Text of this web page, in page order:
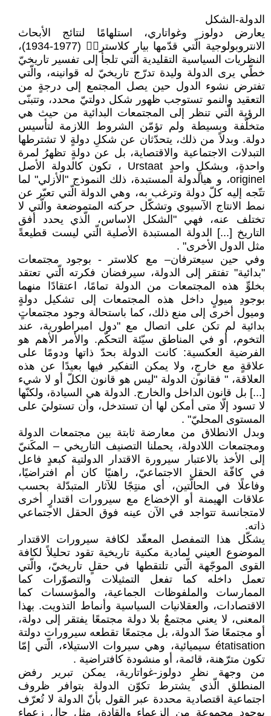
الدولة-الشكل
يعارض دولوز وغواتاري، استلهامًا لنتائج الأبحاث
‏الانتروبولوجية الّتي قدّمها بيار كلاستر‏ ‏‏(1934-1977)،
النظريات السياسية التقليدية ‏الّتي تلجأ إلى تفسير تاريخيّ
خطّي يرى الدولة ‏وليدة تدرّج تاريخيّ له قوانينه، والّتي
تفترض نشوء ‏الدول حين يصل المجتمع إلى درجةٍ من
التعقيد ‏والنمو تستوجب ظهور شكل دولتيّ محدد، وتتبنّى
‏الرؤية الّتي تنظر إلى المجتمعات البدائية من حيث ‏هي
متخلّفة وبسيطة ولم تؤمّن الشروط اللازمة ‏لتأسيس
دولة. وبدلاً من ذلك، يتحدّثان عن ‏شكلِ دولةٍ لا تشترطها
التبدلات الاجتماعية ‏والاقتصاية، بل عن دولةٍ تظهرُ لمرة
واحدةٍ، ‏وبشكلٍ واحدٍ ‏Urstaat‏ ، تكون كالدولة الأصل
‏originel، و هيالدولة المستبدة، ذلك النموذج ‏‏"الأزلي" لما
تتّجه إليه كلّ دولة وترغب به، وهي ‏الدولة الّتي تعبّر عن
نمط الانتاج الآسيوي وتشكّل ‏حركته المتموضعة والّتي لا
تختلف عنه، فهي ‏‏"الشكل الاساس، الّذي يحدد أفق
التاريخ [...] ‏الدولة المستبدة الأصلية الّتي ليست قطيعةً
مثل ‏الدول الأخرى"‏ ‏. ‏
وفي حين سيعترفان– مع كلاستر - بوجود ‏مجتمعات
"بدائية" تفتقر إلى الدولة، سيرفضان ‏فكرته الّتي تعتقد
بخلوِّ هذه المجتمعات من الدولة ‏تمامًا، اعتقادًا منهما
بوجودِ ميولٍ داخل هذه ‏المجتمعات إلى تشكيل دولةٍ
وميول أخرى إلى منع ‏ذلك، كما باستحالة وجود مجتمعاتٍ
بدائية لم تكن ‏على اتصال مع "دول امبراطورية، عند
التخوم، أو ‏في المناطق سيّئة التحكّم. والأمر الأهم هو
الفرضية ‏العكسية: كانت الدولة بحدّ ذاتها ودومًا على
‏علاقةٍ مع خارجٍ، ولا يمكن التفكير فيها بعيدًا عن ‏هذه
العلاقة، " فقانون الدولة "ليس هو قانون ‏الكلّ أو لا شيء
[...] بل قانون الداخل والخارج. ‏الدولة هي السيادة، ولكنّها
لا تسود إلّا متى ‏أمكن لها أن تستدخل، وأن تستوليَ على
المستوى ‏المحليّ"‏ ‏.‏
وبدل الانطلاق من معارضة ثابتة بين مجتمعات ‏الدولة
ومجتمعات اللادولة، يحملنا التصنيف ‏التاريخي – المكَنيّ
إلى الأخذ بالاعتبار سيرورة ‏الاقتدار الدولتية كبعدٍ فاعل
في كافّة الحقل ‏الاجتماعيّ، راهنيًا كان أم افتراضيًا،
وفاعلًا في ‏الحالّتين، أي منتِجًا للآثار المتبدّلة بحسب
علاقات ‏الهيمنة أو الإخضاع مع سيرورات اقتدارٍ أخرى
‏لامتجانسة تتواجد في الآن عينه فوق الحقل ‏الاجتماعي
ذاته. ‏
يشكّل هذا التمفصل المعقّد لكافة سيرورات ‏الاقتدار
الموضوع العيني لمادية مكنية تاريخية تقود ‏تحليلاً لكافة
القوى الموجّهة الّتي تلتقطها في حقلٍ ‏تاريخيّ، والّتي
تعمل داخله كما تفعل التمثيلات ‏والتصوّرات كما
الممارسات والملفوظات الجماعية، ‏والمؤسسات كما
الاقتصادات، والعقلانيات ‏السياسية وأنماط التذويت. بهذا
المعنى، لا يعني ‏مجتمعٌ بلا دولة مجتمعًا يفتقر إلى دولة،
أو مجتمعًا ‏ضدّ الدولة، بل مجتمعًا تقطعه سيرورات دولتة
‏étatisation‏ سيميائية، وهي سيروات ‏الاستيلاء، الّتي إمّا
تكون مترّهنة، قائمة، أو ‏منشودة كافتراضية ‏. ‏
من وجهة نظرٍ دولوز-غواتارية، يمكن تبرير رفض
‏المنطلق الّذي يشترط تكوّن الدولة بتوافر ظروف
‏اجتماعية اقتصادية محددة عبر القول بأنّ الدولة لا ‏تُعرّف
بوجود مجموعة من الزعماء والقادة، مثل ‏حال زعماء